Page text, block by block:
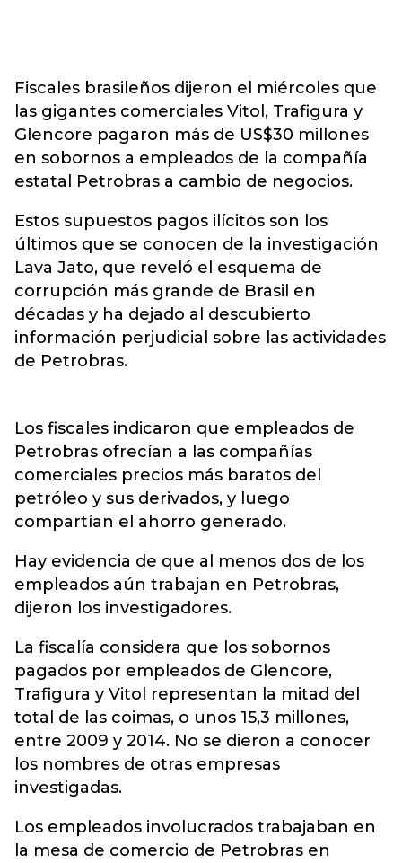
Fiscales brasileños dijeron el miércoles que
las gigantes comerciales Vitol, Trafigura y
Glencore pagaron más de US$30 millones
en sobornos a empleados de la compañía
estatal Petrobras a cambio de negocios.
Estos supuestos pagos ilícitos son los
últimos que se conocen de la investigación
Lava Jato, que reveló el esquema de
corrupción más grande de Brasil en
décadas y ha dejado al descubierto
información perjudicial sobre las actividades
de Petrobras.
Los fiscales indicaron que empleados de
Petrobras ofrecían a las compañías
comerciales precios más baratos del
petróleo y sus derivados, y luego
compartían el ahorro generado.
Hay evidencia de que al menos dos de los
empleados aún trabajan en Petrobras,
dijeron los investigadores.
La fiscalía considera que los sobornos
pagados por empleados de Glencore,
Trafigura y Vitol representan la mitad del
total de las coimas, o unos 15,3 millones,
entre 2009 y 2014. No se dieron a conocer
los nombres de otras empresas
investigadas.
Los empleados involucrados trabajaban en
la mesa de comercio de Petrobras en